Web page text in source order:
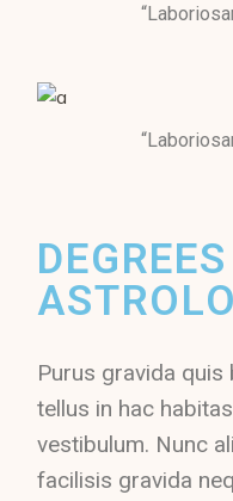
Purus gravida
tellus in hac
vestibulum. Nunc
facilisis gravida